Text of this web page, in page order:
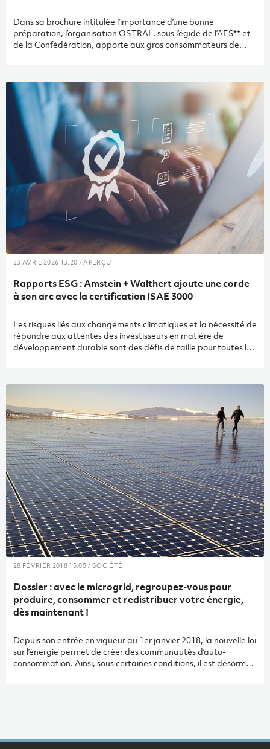
Dans sa brochure intitulée l’importance d’une bonne
préparation, l’organisation OSTRAL, sous l’égide de l’AES** et
de la Confédération, apporte aux gros consommateurs de
de la population considérant les pénuries d’électricité́ comme
le plus grand risque pour la Suisse. Vous souhaitez (à juste
titre) optimiser vos ressources et votre rendement, mais aussi
vous préparer à toute éventualité ? A+W Genève vous propose
un large spectre de solutions pour vous épauler dans
l’innovation.
23 AVRIL 2026 13:20 / APERÇU
Rapports ESG : Amstein + Walthert ajoute une corde
à son arc avec la certification ISAE 3000
Les risques liés aux changements climatiques et la nécessité de
répondre aux attentes des investisseurs en matière de
développement durable sont des défis de taille pour toutes les
bonnes pratiques en matière de durabilité et de reporting.
les aspects techniques et d’ingénierie, Amstein + Walthert
accompagne les gestionnaires de fonds immobiliers dans la
réalisation de leurs rapports ESG (environnement, social et
gouvernance). Depuis 2025, les indicateurs environnementaux
d’Amstein + Walthert sont certifiés selon la norme
internationale ISAE 3000.
28 FÉVRIER 2018 15:05 / SOCIÉTÉ
Dossier : avec le microgrid, regroupez-vous pour
produire, consommer et redistribuer votre énergie,
dès maintenant !
Depuis son entrée en vigueur au 1er janvier 2018, la nouvelle loi
sur l’énergie permet de créer des communautés d’auto-
consommation. Ainsi, sous certaines conditions, il est désormais